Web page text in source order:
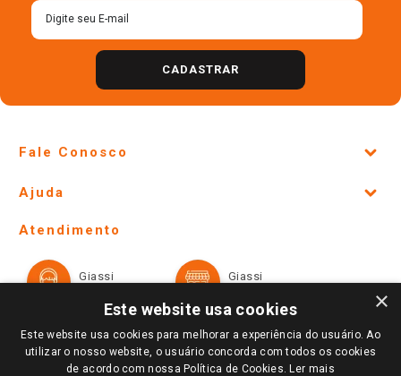
CADASTRAR
Fale Conosco
Lojas Físicas e Horários
Ofertas
Televendas
Notícias
Perguntas frequentes
Ajuda
Formas de Pagamento
Trocas e Devoluções
Atendimento
Giassi
Giassi
Redes Sociais
×
Este website usa cookies
Este website usa cookies para melhorar a experiência do usuário. Ao
utilizar o nosso website, o usuário concorda com todos os cookies
de acordo com nossa Política de Cookies. Ler mais